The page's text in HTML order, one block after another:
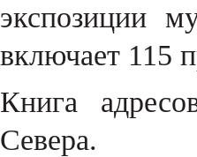
экспозиции
включает 115
Книга
Севера.